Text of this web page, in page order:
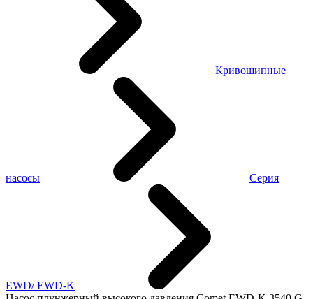
Кривошипные
насосы Серия
EWD/ EWD-K